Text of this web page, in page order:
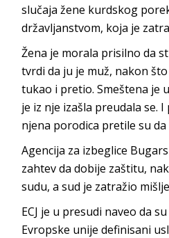
slučaja žene kurdskog
državljanstvom, koja je
Žena je morala prisilno da
tvrdi da ju je muž, nakon
tukao i pretio. Smeštena je
je iz nje izašla preudala se.
njena porodica pretile su da
Agencija za izbeglice
zahtev da dobije zaštitu,
sudu, a sud je zatražio
ECJ je u presudi naveo da
Evropske unije definisani